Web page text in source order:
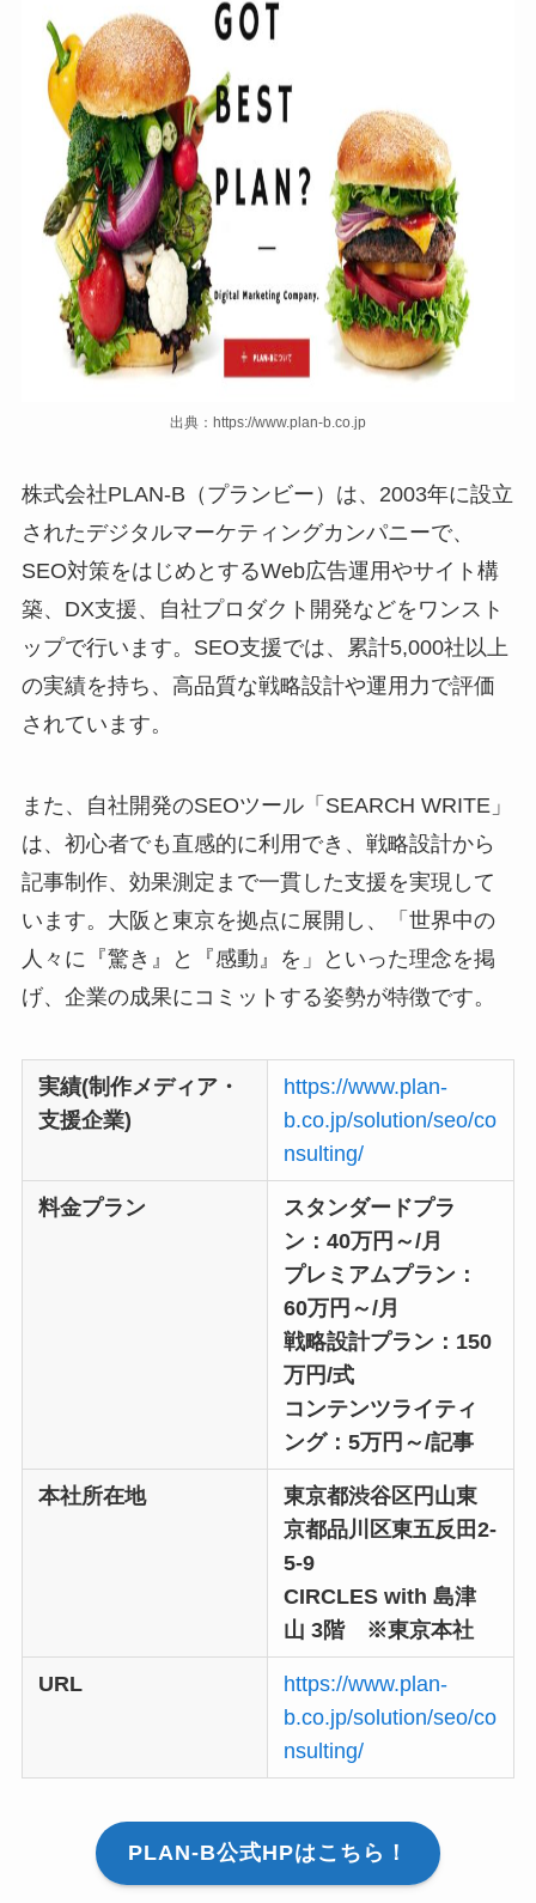
出典：https://www.plan-b.co.jp
株式会社PLAN‑B（プランビー）は、2003年に設立
されたデジタルマーケティングカンパニーで、
SEO対策をはじめとするWeb広告運用やサイト構
築、DX支援、自社プロダクト開発などをワンスト
ップで行います。SEO支援では、累計5,000社以上
の実績を持ち、高品質な戦略設計や運用力で評価
されています。
また、自社開発のSEOツール「SEARCH WRITE」
は、初心者でも直感的に利用でき、戦略設計から
記事制作、効果測定まで一貫した支援を実現して
います。大阪と東京を拠点に展開し、「世界中の
人々に『驚き』と『感動』を」といった理念を掲
げ、企業の成果にコミットする姿勢が特徴です。
実績(制作メディア・
支援企業)
https://www.plan-
b.co.jp/solution/seo/co
nsulting/
料金プラン
スタンダードプラ
ン：40万円～/月
プレミアムプラン：
60万円～/月
戦略設計プラン：150
万円/式
コンテンツライティ
ング：5万円～/記事
本社所在地
東京都渋谷区円山東
京都品川区東五反田2-
5-9
CIRCLES with 島津
山 3階 ※東京本社
URL
https://www.plan-
b.co.jp/solution/seo/co
nsulting/
PLAN-B公式HPはこちら！